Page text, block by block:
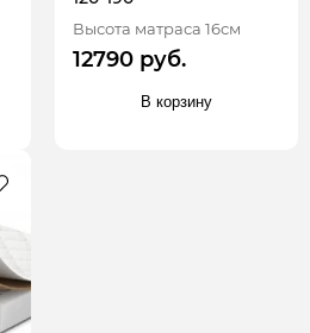
Высота матраса 16см
12790 руб.
В корзину